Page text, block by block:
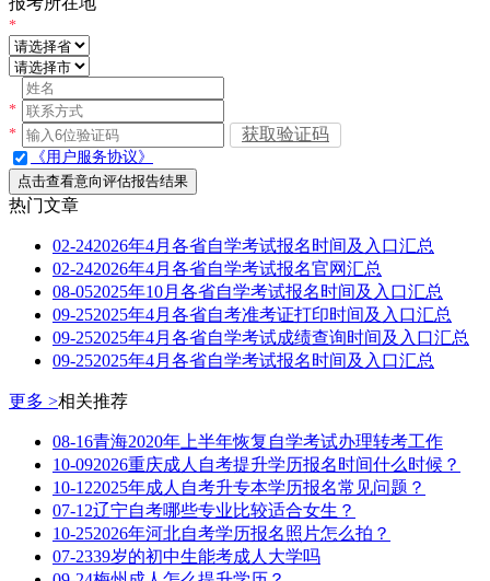
*
*
*
获取验证码
《用户服务协议》
点击查看意向评估报告结果
热门文章
02-242026年4月各省自学考试报名时间及入口汇总
02-242026年4月各省自学考试报名官网汇总
08-052025年10月各省自学考试报名时间及入口汇总
09-252025年4月各省自考准考证打印时间及入口汇总
09-252025年4月各省自学考试成绩查询时间及入口汇总
09-252025年4月各省自学考试报名时间及入口汇总
更多 >相关推荐
08-16青海2020年上半年恢复自学考试办理转考工作
10-092026重庆成人自考提升学历报名时间什么时候？
10-122025年成人自考升专本学历报名常见问题？
07-12辽宁自考哪些专业比较适合女生？
10-252026年河北自考学历报名照片怎么拍？
07-2339岁的初中生能考成人大学吗